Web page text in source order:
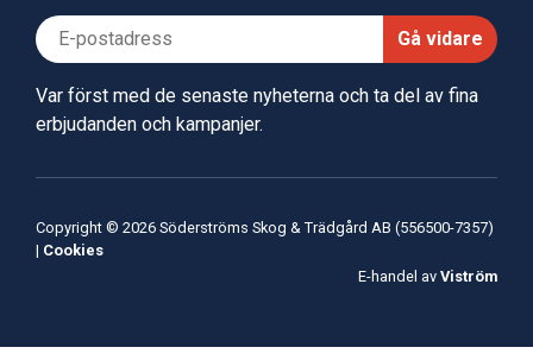
Gå vidare
Var först med de senaste nyheterna och ta del av fina
erbjudanden och kampanjer.
Copyright © 2026 Söderströms Skog & Trädgård AB (556500-7357)
| Cookies
E-handel av Viström